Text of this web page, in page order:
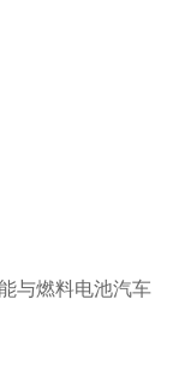
与燃料电池汽车